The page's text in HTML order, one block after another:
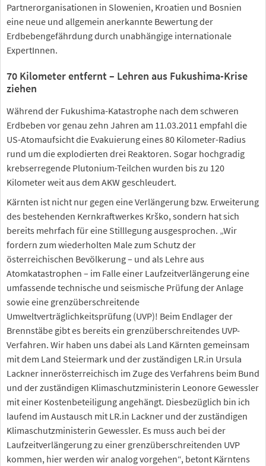
Partnerorganisationen in Slowenien, Kroatien und Bosnien
eine neue und allgemein anerkannte Bewertung der
Erdbebengefährdung durch unabhängige internationale
ExpertInnen.
70 Kilometer entfernt – Lehren aus Fukushima-Krise
ziehen
Während der Fukushima-Katastrophe nach dem schweren
Erdbeben vor genau zehn Jahren am 11.03.2011 empfahl die
US-Atomaufsicht die Evakuierung eines 80 Kilometer-Radius
rund um die explodierten drei Reaktoren. Sogar hochgradig
krebserregende Plutonium-Teilchen wurden bis zu 120
Kilometer weit aus dem AKW geschleudert.
Kärnten ist nicht nur gegen eine Verlängerung bzw. Erweiterung
des bestehenden Kernkraftwerkes Krško, sondern hat sich
bereits mehrfach für eine Stilllegung ausgesprochen. „Wir
fordern zum wiederholten Male zum Schutz der
österreichischen Bevölkerung – und als Lehre aus
Atomkatastrophen – im Falle einer Laufzeitverlängerung eine
umfassende technische und seismische Prüfung der Anlage
sowie eine grenzüberschreitende
Umweltverträglichkeitsprüfung (UVP)! Beim Endlager der
Brennstäbe gibt es bereits ein grenzüberschreitendes UVP-
Verfahren. Wir haben uns dabei als Land Kärnten gemeinsam
mit dem Land Steiermark und der zuständigen LR.in Ursula
Lackner innerösterreichisch im Zuge des Verfahrens beim Bund
und der zuständigen Klimaschutzministerin Leonore Gewessler
mit einer Kostenbeteiligung angehängt. Diesbezüglich bin ich
laufend im Austausch mit LR.in Lackner und der zuständigen
Klimaschutzministerin Gewessler. Es muss auch bei der
Laufzeitverlängerung zu einer grenzüberschreitenden UVP
kommen, hier werden wir analog vorgehen“, betont Kärntens